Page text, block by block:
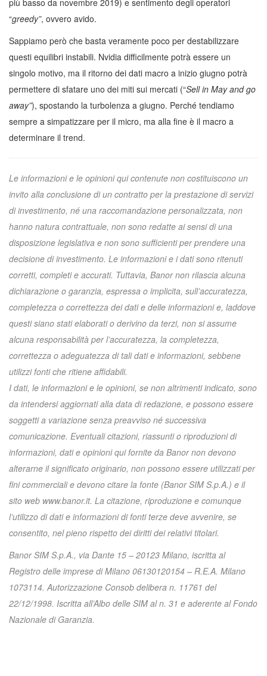
più basso da novembre 2019) e sentimento degli operatori
“greedy”, ovvero avido.
Sappiamo però che basta veramente poco per destabilizzare
questi equilibri instabili. Nvidia difficilmente potrà essere un
singolo motivo, ma il ritorno dei dati macro a inizio giugno potrà
permettere di sfatare uno dei miti sui mercati (“Sell in May and go
away”), spostando la turbolenza a giugno. Perché tendiamo
sempre a simpatizzare per il micro, ma alla fine è il macro a
determinare il trend.
Le informazioni e le opinioni qui contenute non costituiscono un
invito alla conclusione di un contratto per la prestazione di servizi
di investimento, né una raccomandazione personalizzata, non
hanno natura contrattuale, non sono redatte ai sensi di una
disposizione legislativa e non sono sufficienti per prendere una
decisione di investimento. Le informazioni e i dati sono ritenuti
corretti, completi e accurati. Tuttavia, Banor non rilascia alcuna
dichiarazione o garanzia, espressa o implicita, sull’accuratezza,
completezza o correttezza dei dati e delle informazioni e, laddove
questi siano stati elaborati o derivino da terzi, non si assume
alcuna responsabilità per l’accuratezza, la completezza,
correttezza o adeguatezza di tali dati e informazioni, sebbene
utilizzi fonti che ritiene affidabili.
I dati, le informazioni e le opinioni, se non altrimenti indicato, sono
da intendersi aggiornati alla data di redazione, e possono essere
soggetti a variazione senza preavviso né successiva
comunicazione. Eventuali citazioni, riassunti o riproduzioni di
informazioni, dati e opinioni qui fornite da Banor non devono
alterarne il significato originario, non possono essere utilizzati per
fini commerciali e devono citare la fonte (Banor SIM S.p.A.) e il
sito web www.banor.it. La citazione, riproduzione e comunque
l’utilizzo di dati e informazioni di fonti terze deve avvenire, se
consentito, nel pieno rispetto dei diritti dei relativi titolari.
Banor SIM S.p.A., via Dante 15 – 20123 Milano, iscritta al
Registro delle imprese di Milano 06130120154 – R.E.A. Milano
1073114. Autorizzazione Consob delibera n. 11761 del
22/12/1998. Iscritta all’Albo delle SIM al n. 31 e aderente al Fondo
Nazionale di Garanzia.